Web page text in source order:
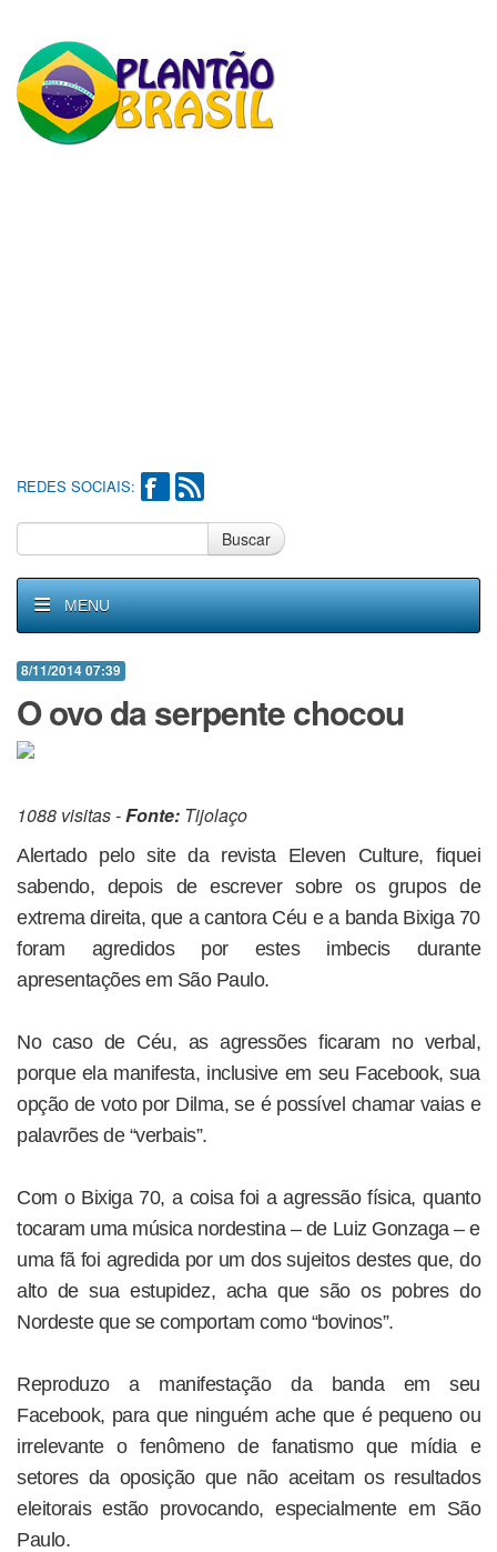
REDES SOCIAIS:
Buscar
MENU
8/11/2014 07:39
O ovo da serpente chocou
1088 visitas -Fonte: Tijolaço
Alertado pelo site da revista Eleven Culture, fiquei
sabendo, depois de escrever sobre os grupos de
extrema direita, que a cantora Céu e a banda Bixiga 70
foram agredidos por estes imbecis durante
apresentações em São Paulo.
No caso de Céu, as agressões ficaram no verbal,
porque ela manifesta, inclusive em seu Facebook, sua
opção de voto por Dilma, se é possível chamar vaias e
palavrões de “verbais”.
Com o Bixiga 70, a coisa foi a agressão física, quanto
tocaram uma música nordestina – de Luiz Gonzaga – e
uma fã foi agredida por um dos sujeitos destes que, do
alto de sua estupidez, acha que são os pobres do
Nordeste que se comportam como “bovinos”.
Reproduzo a manifestação da banda em seu
Facebook, para que ninguém ache que é pequeno ou
irrelevante o fenômeno de fanatismo que mídia e
setores da oposição que não aceitam os resultados
eleitorais estão provocando, especialmente em São
Paulo.